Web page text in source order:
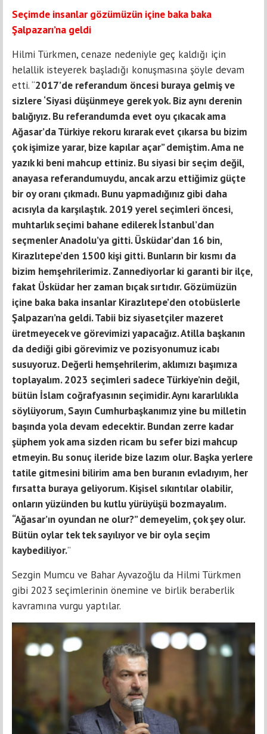
Seçimde insanlar gözümüzün içine baka baka
Şalpazarı’na geldi
Hilmi Türkmen, cenaze nedeniyle geç kaldığı için
helallik isteyerek başladığı konuşmasına şöyle devam
etti. “2017’de referandum öncesi buraya gelmiş ve
sizlere ‘Siyasi düşünmeye gerek yok. Biz aynı derenin
balığıyız. Bu referandumda evet oyu çıkacak ama
Ağasar’da Türkiye rekoru kırarak evet çıkarsa bu bizim
çok işimize yarar, bize kapılar açar” demiştim. Ama ne
yazık ki beni mahcup ettiniz. Bu siyasi bir seçim değil,
anayasa referandumuydu, ancak arzu ettiğimiz güçte
bir oy oranı çıkmadı. Bunu yapmadığınız gibi daha
acısıyla da karşılaştık. 2019 yerel seçimleri öncesi,
muhtarlık seçimi bahane edilerek İstanbul’dan
seçmenler Anadolu’ya gitti. Üsküdar’dan 16 bin,
Kirazlıtepe’den 1500 kişi gitti. Bunların bir kısmı da
bizim hemşehrilerimiz. Zannediyorlar ki garanti bir ilçe,
fakat Üsküdar her zaman bıçak sırtıdır. Gözümüzün
içine baka baka insanlar Kirazlıtepe’den otobüslerle
Şalpazarı’na geldi. Tabii biz siyasetçiler mazeret
üretmeyecek ve görevimizi yapacağız. Atilla başkanın
da dediği gibi görevimiz ve pozisyonumuz icabı
susuyoruz. Değerli hemşehrilerim, aklımızı başımıza
toplayalım. 2023 seçimleri sadece Türkiye’nin değil,
bütün İslam coğrafyasının seçimidir. Aynı kararlılıkla
söylüyorum, Sayın Cumhurbaşkanımız yine bu milletin
başında yola devam edecektir. Bundan zerre kadar
şüphem yok ama sizden ricam bu sefer bizi mahcup
etmeyin. Bu sonuç ileride bize lazım olur. Başka yerlere
tatile gitmesini bilirim ama ben buranın evladıyım, her
fırsatta buraya geliyorum. Kişisel sıkıntılar olabilir,
onların yüzünden bu kutlu yürüyüşü bozmayalım.
“Ağasar’ın oyundan ne olur?” demeyelim, çok şey olur.
Bütün oylar tek tek sayılıyor ve bir oyla seçim
kaybediliyor.”
Sezgin Mumcu ve Bahar Ayvazoğlu da Hilmi Türkmen
gibi 2023 seçimlerinin önemine ve birlik beraberlik
kavramına vurgu yaptılar.